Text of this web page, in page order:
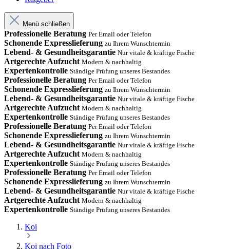
Menü schließen
Professionelle Beratung Per Email oder Telefon
Schonende Expresslieferung zu Ihrem Wunschtermin
Lebend- & Gesundheitsgarantie Nur vitale & kräftige Fische
Artgerechte Aufzucht Modern & nachhaltig
Expertenkontrolle Ständige Prüfung unseres Bestandes
Professionelle Beratung Per Email oder Telefon
Schonende Expresslieferung zu Ihrem Wunschtermin
Lebend- & Gesundheitsgarantie Nur vitale & kräftige Fische
Artgerechte Aufzucht Modern & nachhaltig
Expertenkontrolle Ständige Prüfung unseres Bestandes
Professionelle Beratung Per Email oder Telefon
Schonende Expresslieferung zu Ihrem Wunschtermin
Lebend- & Gesundheitsgarantie Nur vitale & kräftige Fische
Artgerechte Aufzucht Modern & nachhaltig
Expertenkontrolle Ständige Prüfung unseres Bestandes
Professionelle Beratung Per Email oder Telefon
Schonende Expresslieferung zu Ihrem Wunschtermin
Lebend- & Gesundheitsgarantie Nur vitale & kräftige Fische
Artgerechte Aufzucht Modern & nachhaltig
Expertenkontrolle Ständige Prüfung unseres Bestandes
Koi
Koi nach Foto